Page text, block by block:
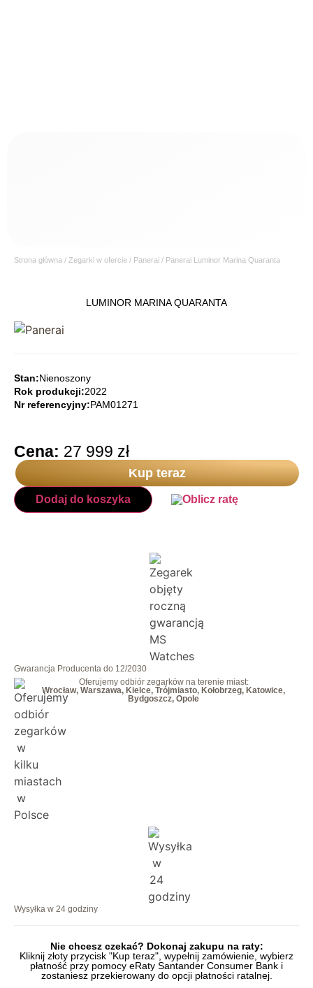
Strona główna / Zegarki w ofercie / Panerai / Panerai Luminor Marina Quaranta
LUMINOR MARINA QUARANTA
Stan:Nienoszony
Rok produkcji:2022
Nr referencyjny:PAM01271
Cena: 27 999 zł
Kup teraz
Dodaj do koszyka
Gwarancja Producenta do 12/2030
Oferujemy odbiór zegarków na terenie miast:
Wrocław, Warszawa, Kielce, Trójmiasto, Kołobrzeg, Katowice,
Bydgoszcz, Opole
Wysyłka w 24 godziny
Nie chcesz czekać? Dokonaj zakupu na raty:
Kliknij złoty przycisk "Kup teraz", wypełnij zamówienie, wybierz
płatność przy pomocy eRaty Santander Consumer Bank i
zostaniesz przekierowany do opcji płatności ratalnej.